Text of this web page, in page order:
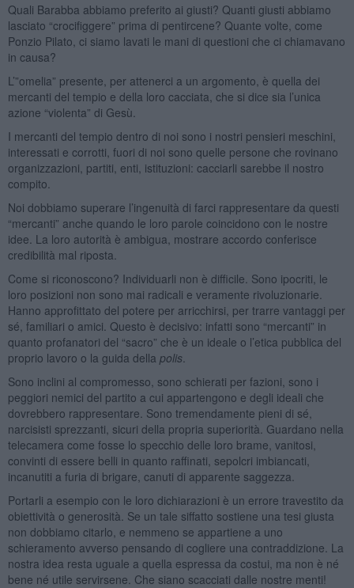
Quali Barabba abbiamo preferito ai giusti? Quanti giusti abbiamo
lasciato “crocifiggere” prima di pentircene? Quante volte, come
Ponzio Pilato, ci siamo lavati le mani di questioni che ci chiamavano
in causa?
L’”omelia” presente, per attenerci a un argomento, è quella dei
mercanti del tempio e della loro cacciata, che si dice sia l’unica
azione “violenta” di Gesù.
I mercanti del tempio dentro di noi sono i nostri pensieri meschini,
interessati e corrotti, fuori di noi sono quelle persone che rovinano
organizzazioni, partiti, enti, istituzioni: cacciarli sarebbe il nostro
compito.
Noi dobbiamo superare l’ingenuità di farci rappresentare da questi
“mercanti” anche quando le loro parole coincidono con le nostre
idee. La loro autorità è ambigua, mostrare accordo conferisce
credibilità mal riposta.
Come si riconoscono? Individuarli non è difficile. Sono ipocriti, le
loro posizioni non sono mai radicali e veramente rivoluzionarie.
Hanno approfittato del potere per arricchirsi, per trarre vantaggi per
sé, familiari o amici. Questo è decisivo: infatti sono “mercanti” in
quanto profanatori del “sacro” che è un ideale o l’etica pubblica del
proprio lavoro o la guida della polis.
Sono inclini al compromesso, sono schierati per fazioni, sono i
peggiori nemici del partito a cui appartengono e degli ideali che
dovrebbero rappresentare. Sono tremendamente pieni di sé,
narcisisti sprezzanti, sicuri della propria superiorità. Guardano nella
telecamera come fosse lo specchio delle loro brame, vanitosi,
convinti di essere belli in quanto raffinati, sepolcri imbiancati,
incanutiti a furia di brigare, canuti di apparente saggezza.
Portarli a esempio con le loro dichiarazioni è un errore travestito da
obiettività o generosità. Se un tale siffatto sostiene una tesi giusta
non dobbiamo citarlo, e nemmeno se appartiene a uno
schieramento avverso pensando di cogliere una contraddizione. La
nostra idea resta uguale a quella espressa da costui, ma non è né
bene né utile servirsene. Che siano scacciati dalle nostre menti!